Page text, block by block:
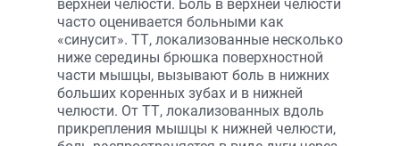
верхней челюсти. Боль в верхней челюсти
часто оценивается больными как
«синусит». ТТ, локализованные несколько
ниже середины брюшка поверхностной
части мышцы, вызывают боль в нижних
больших коренных зубах и в нижней
челюсти. От ТТ, локализованных вдоль
прикрепления мышцы к нижней челюсти,